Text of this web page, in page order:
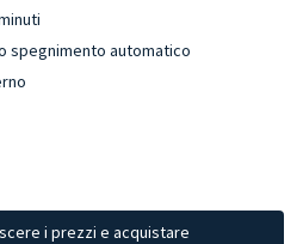
spegnimento automatico
i prezzi e acquistare